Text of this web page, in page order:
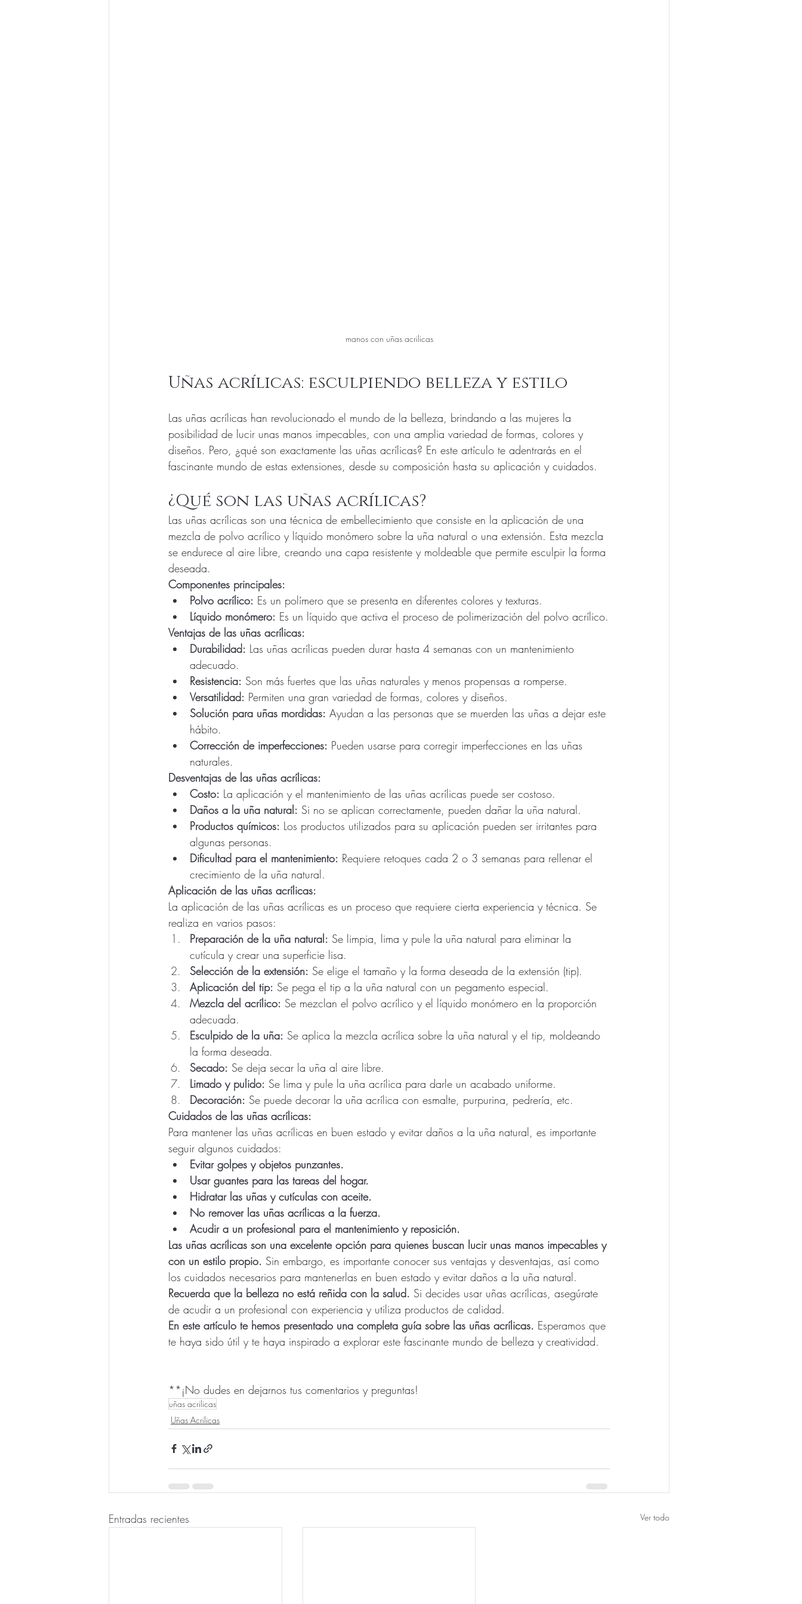
manos con uñas acrilicas
Uñas acrílicas: esculpiendo belleza y estilo
Las uñas acrílicas han revolucionado el mundo de la belleza, brindando a las mujeres la
posibilidad de lucir unas manos impecables, con una amplia variedad de formas, colores y
diseños. Pero, ¿qué son exactamente las uñas acrílicas? En este artículo te adentrarás en el
fascinante mundo de estas extensiones, desde su composición hasta su aplicación y cuidados.
¿Qué son las uñas acrílicas?
Las uñas acrílicas son una técnica de embellecimiento que consiste en la aplicación de una
mezcla de polvo acrílico y líquido monómero sobre la uña natural o una extensión. Esta mezcla
se endurece al aire libre, creando una capa resistente y moldeable que permite esculpir la forma
deseada.
Componentes principales:
Polvo acrílico: Es un polímero que se presenta en diferentes colores y texturas.
Líquido monómero: Es un líquido que activa el proceso de polimerización del polvo acrílico.
Ventajas de las uñas acrílicas:
Durabilidad: Las uñas acrílicas pueden durar hasta 4 semanas con un mantenimiento
adecuado.
Resistencia: Son más fuertes que las uñas naturales y menos propensas a romperse.
Versatilidad: Permiten una gran variedad de formas, colores y diseños.
Solución para uñas mordidas: Ayudan a las personas que se muerden las uñas a dejar este
hábito.
Corrección de imperfecciones: Pueden usarse para corregir imperfecciones en las uñas
naturales.
Desventajas de las uñas acrílicas:
Costo: La aplicación y el mantenimiento de las uñas acrílicas puede ser costoso.
Daños a la uña natural: Si no se aplican correctamente, pueden dañar la uña natural.
Productos químicos: Los productos utilizados para su aplicación pueden ser irritantes para
algunas personas.
Dificultad para el mantenimiento: Requiere retoques cada 2 o 3 semanas para rellenar el
crecimiento de la uña natural.
Aplicación de las uñas acrílicas:
La aplicación de las uñas acrílicas es un proceso que requiere cierta experiencia y técnica. Se
realiza en varios pasos:
Preparación de la uña natural: Se limpia, lima y pule la uña natural para eliminar la
cutícula y crear una superficie lisa.
Selección de la extensión: Se elige el tamaño y la forma deseada de la extensión (tip).
Aplicación del tip: Se pega el tip a la uña natural con un pegamento especial.
Mezcla del acrílico: Se mezclan el polvo acrílico y el líquido monómero en la proporción
adecuada.
Esculpido de la uña: Se aplica la mezcla acrílica sobre la uña natural y el tip, moldeando
la forma deseada.
Secado: Se deja secar la uña al aire libre.
Limado y pulido: Se lima y pule la uña acrílica para darle un acabado uniforme.
Decoración: Se puede decorar la uña acrílica con esmalte, purpurina, pedrería, etc.
Cuidados de las uñas acrílicas:
Para mantener las uñas acrílicas en buen estado y evitar daños a la uña natural, es importante
seguir algunos cuidados:
Evitar golpes y objetos punzantes.
Usar guantes para las tareas del hogar.
Hidratar las uñas y cutículas con aceite.
No remover las uñas acrílicas a la fuerza.
Acudir a un profesional para el mantenimiento y reposición.
Las uñas acrílicas son una excelente opción para quienes buscan lucir unas manos impecables y
con un estilo propio. Sin embargo, es importante conocer sus ventajas y desventajas, así como
los cuidados necesarios para mantenerlas en buen estado y evitar daños a la uña natural.
Recuerda que la belleza no está reñida con la salud. Si decides usar uñas acrílicas, asegúrate
de acudir a un profesional con experiencia y utiliza productos de calidad.
En este artículo te hemos presentado una completa guía sobre las uñas acrílicas. Esperamos que
te haya sido útil y te haya inspirado a explorar este fascinante mundo de belleza y creatividad.
**¡No dudes en dejarnos tus comentarios y preguntas!
uñas acrilicas
Uñas Acrilicas
Entradas recientes Ver todo